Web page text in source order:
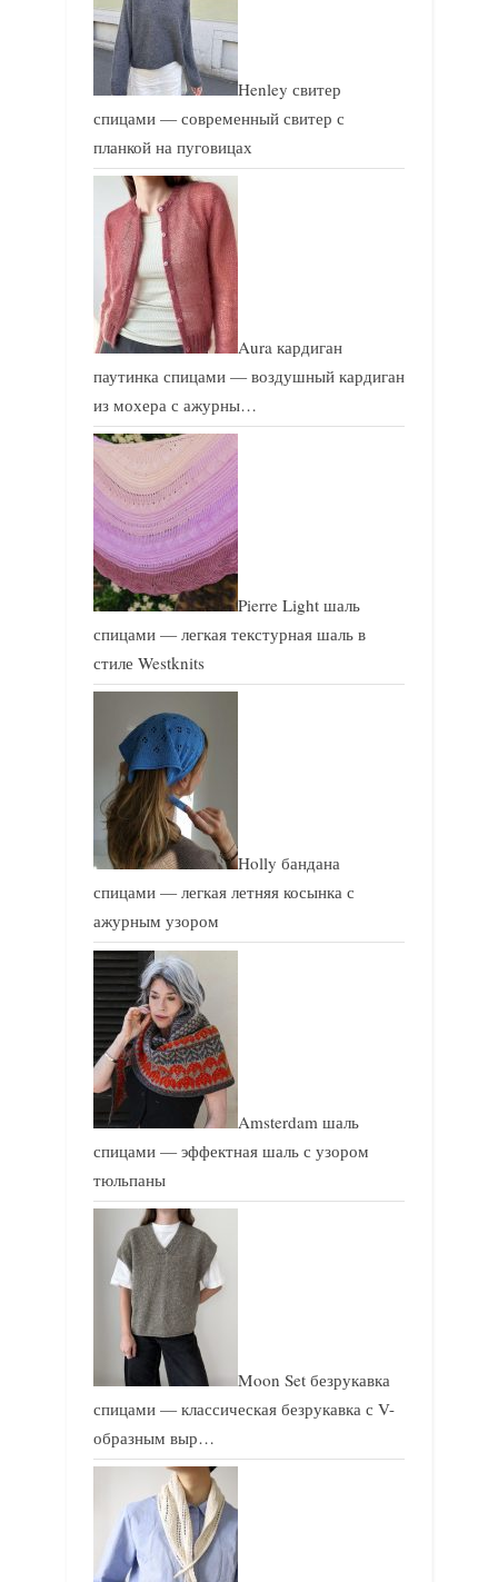
Henley свитер
спицами — современный свитер с
планкой на пуговицах
Aura кардиган
паутинка спицами — воздушный кардиган
из мохера с ажурны…
Pierre Light шаль
спицами — легкая текстурная шаль в
стиле Westknits
Holly бандана
спицами — легкая летняя косынка с
ажурным узором
Amsterdam шаль
спицами — эффектная шаль с узором
тюльпаны
Moon Set безрукавка
спицами — классическая безрукавка с V-
образным выр…